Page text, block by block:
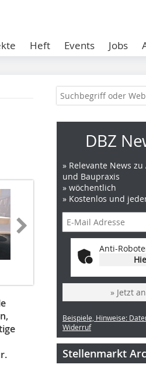
Heft Events Jobs
DBZ
» Relevante News
und Baupraxis
» wöchentlich
» Kostenlos und
Anti-
» Jetzt
Beispiele, Hinweise:
Widerruf
Stellenmarkt